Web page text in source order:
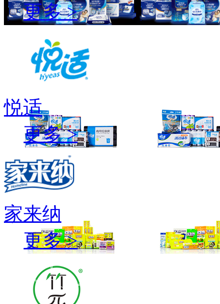
更多 >
悦适
更多 >
家来纳
更多 >